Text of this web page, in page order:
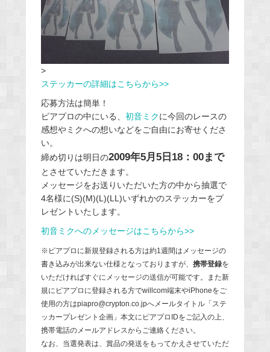
>
ステッカーの詳細はこちらから>>
応募方法は簡単！
ピアプロの中にいる、 初音ミクに今回のレースの
感想やミクへの想いなどをご自由にお寄せくださ
い。
締め切りは明日の2009年5月5日18：00まで
とさせていただきます。
メッセージをお送りいただいた方の中から抽選で
4名様に(S)(M)(L)(LL)いずれかのステッカーをプ
レゼントいたします。
初音ミクへのメッセージはこちらから>>
※ピアプロに新規登録される方は約1週間はメッセージの
書き込みが出来ない仕様となっておりますが、 携帯登録を
いただければすぐにメッセージの送信が可能です。また新
規にピアプロに登録される方でwillcom端末やiPhoneをご
使用の方はpiapro@crypton.co.jpへメールタイトル「ステ
ッカープレゼント企画」本文にピアプロIDをご記入の上、
携帯電話のメールアドレスからご連絡ください。
なお、当選発表は、賞品の発送をもってかえさせていただ